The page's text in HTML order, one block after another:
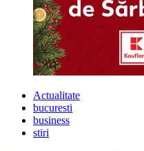
Actualitate
bucuresti
business
stiri